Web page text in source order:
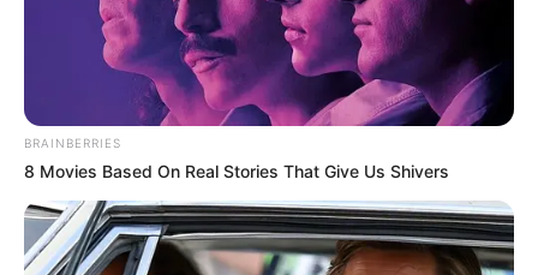
BRAINBERRIES
8 Movies Based On Real Stories That Give Us Shivers